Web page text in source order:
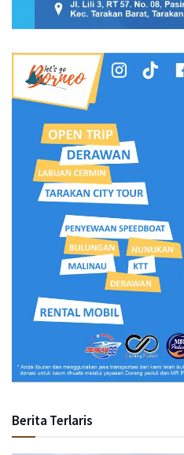
Berita Terlaris